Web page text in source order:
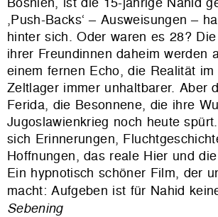
,Push-Backs‘ – Ausweisungen –
hinter sich. Oder waren es 28?
ihrer Freundinnen daheim werden
einem fernen Echo, die Realität im
Zeltlager immer unhaltbarer. Aber
Ferida, die Besonnene, die ihre
Jugoslawienkrieg noch heute
sich Erinnerungen,
Hoffnungen, das reale Hier und
Ein hypnotisch schöner Film, der
macht: Aufgeben ist für Nahid
Sebening